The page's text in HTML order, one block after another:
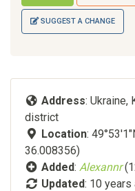
SUGGEST A CHANGE
Address: Ukraine,
district
Location:
36.008356)
Added: Alexannr
Updated: 10 years